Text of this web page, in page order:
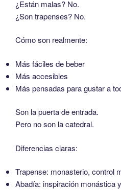
¿Están malas? No.
¿Son trapenses? No.
Cómo son realmente:
Más fáciles de beber
Más accesibles
Más pensadas para gustar a
Son la puerta de entrada.
Pero no son la catedral.
Diferencias claras:
Trapense: monasterio, control
Abadía: inspiración monástica